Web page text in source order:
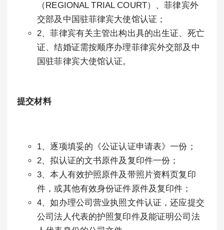
（REGIONAL TRIAL COURT）、菲律宾外
交部及中国驻菲律宾大使馆认证；
2、菲律宾有关主管出构出具的出生证、死亡
证、结婚证需按顺序办理菲律宾外交部及中
国驻菲律宾大使馆认证。
提交材料
1、逐项填妥的《公证认证申请表》一份；
2、拟认证的文书原件及复印件一份；
3、本人有效护照原件及带照片资料页复印
件，或其他有效身份证件原件及复印件；
4、如办理公司营业执照文件认证，还应提交
公司法人代表的护照复印件及能证明公司法